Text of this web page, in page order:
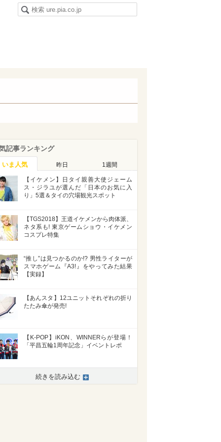
記事ランキング
いま人気 昨日 1週間
【イケメン】日タイ親善大使ジェーム
ス・ジラユが選んだ「日本のお気に入
り」5選＆タイの穴場観光スポット
【TGS2018】王道イケメンから肉体派、
ネタ系も! 東京ゲームショウ・イケメン
コスプレ特集
“推し”は見つかるのか!? 男性ライターが
スマホゲーム『A3!』をやってみた結果
【実録】
【あんスタ】12ユニットそれぞれの折り
たたみ傘が発売!
【K-POP】iKON、WINNERらが登場！
「平昌五輪1周年記念」イベントレポ
続きを読み込む